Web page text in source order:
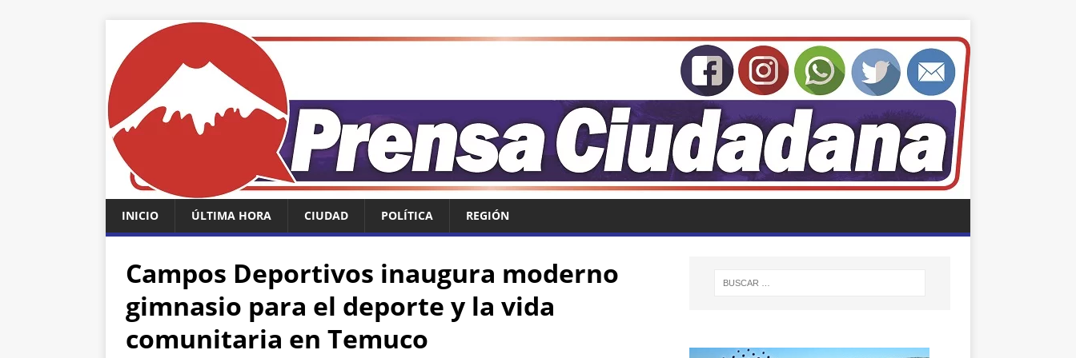
INICIO ÚLTIMA HORA CIUDAD POLÍTICA REGIÓN
Campos Deportivos inaugura moderno
gimnasio para el deporte y la vida
comunitaria en Temuco